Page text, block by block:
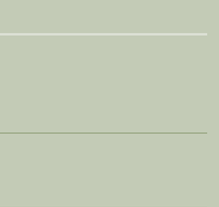
n
n
n
n